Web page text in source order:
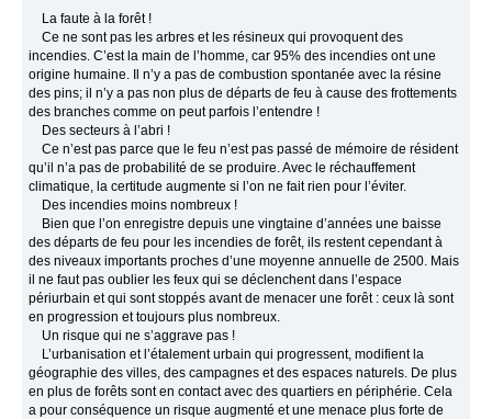
La faute à la forêt !
Ce ne sont pas les arbres et les résineux qui provoquent des
incendies. C’est la main de l’homme, car 95% des incendies ont une
origine humaine. Il n’y a pas de combustion spontanée avec la résine
des pins; il n’y a pas non plus de départs de feu à cause des frottements
des branches comme on peut parfois l’entendre !
Des secteurs à l’abri !
Ce n’est pas parce que le feu n’est pas passé de mémoire de résident
qu’il n’a pas de probabilité de se produire. Avec le réchauffement
climatique, la certitude augmente si l’on ne fait rien pour l’éviter.
Des incendies moins nombreux !
Bien que l’on enregistre depuis une vingtaine d’années une baisse
des départs de feu pour les incendies de forêt, ils restent cependant à
des niveaux importants proches d’une moyenne annuelle de 2500. Mais
il ne faut pas oublier les feux qui se déclenchent dans l’espace
périurbain et qui sont stoppés avant de menacer une forêt : ceux là sont
en progression et toujours plus nombreux.
Un risque qui ne s’aggrave pas !
L’urbanisation et l’étalement urbain qui progressent, modifient la
géographie des villes, des campagnes et des espaces naturels. De plus
en plus de forêts sont en contact avec des quartiers en périphérie. Cela
a pour conséquence un risque augmenté et une menace plus forte de